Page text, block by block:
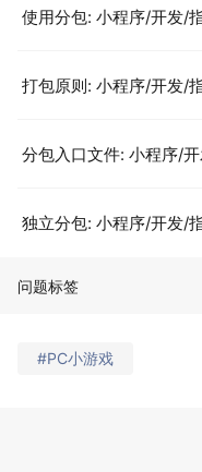
使用分包: 小程序/开发/
打包原则: 小程序/开发/
分包入口文件: 小程序/开
独立分包: 小程序/开发/
问题标签
#PC小游戏